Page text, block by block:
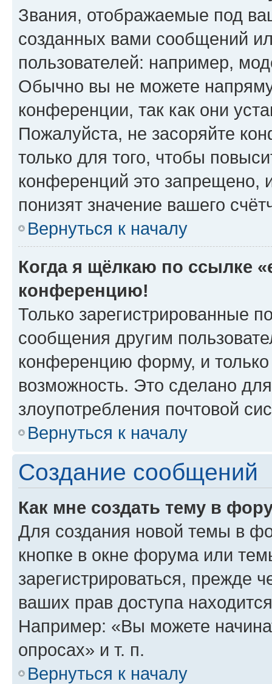
Звания, отображаемые под
созданных вами сообщений
пользователей: например,
Обычно вы не можете
конференции, так как они
Пожалуйста, не засоряйте
только для того, чтобы
конференций это запрещено,
понизят значение вашего
Вернуться к началу
Когда я щёлкаю по ссылке
конференцию!
Только зарегистрированные
сообщения другим
конференцию форму, и
возможность. Это сделано
злоупотребления почтовой
Вернуться к началу
Создание сообщений
Как мне создать тему в
Для создания новой темы в
кнопке в окне форума или
зарегистрироваться, прежде
ваших прав доступа
Например: «Вы можете
опросах» и т. п.
Вернуться к началу